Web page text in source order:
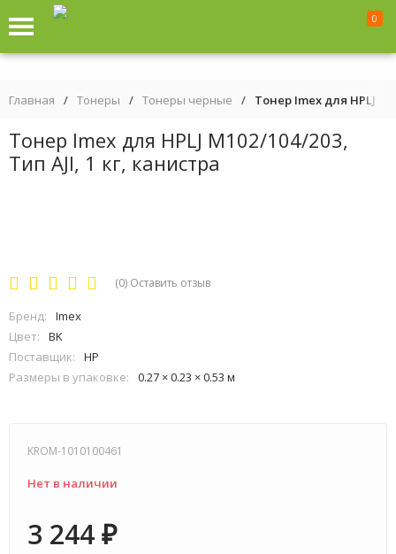
0
Главная / Тонеры / Тонеры черные / Тонер Imex для HPLJ
Тонер Imex для HPLJ M102/104/203,
Тип AJI, 1 кг, канистра
(0) Оставить отзыв
Бренд:
Imex
Цвет:
BK
Поставщик:
HP
Размеры в упаковке:
0.27 × 0.23 × 0.53 м
KROM-1010100461
Нет в наличии
3 244 ₽